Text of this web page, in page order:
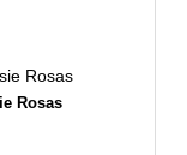
Rosas